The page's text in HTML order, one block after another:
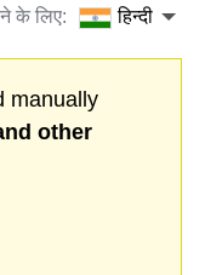
के लिए: हिन्दी
manually
other